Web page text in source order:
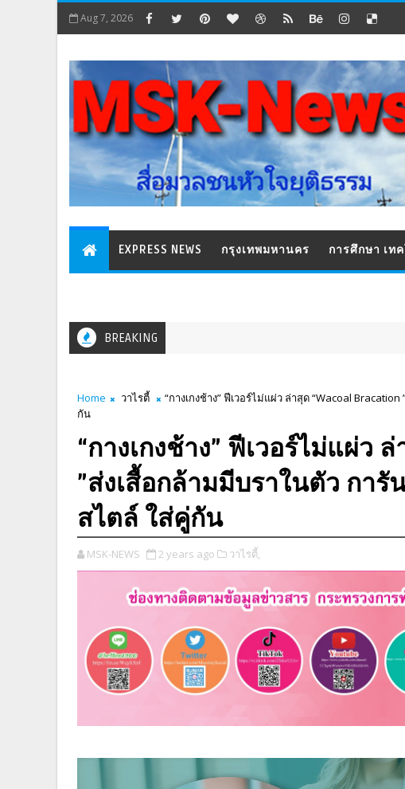
Aug 7, 2026
EXPRESS NEWS กรุงเทพมหานคร การศึกษา เท
BREAKING
Home วาไรตี้
“กางเกงช้าง” ฟีเวอร์ไม่แผ่ว ล่าสุด “Wacoal
กัน
“กางเกงช้าง” ฟีเวอร์ไม่แผ่ว
”ส่งเสื้อกล้ามมีบราในตัว กา
สไตล์ ใส่คู่กัน
MSK-NEWS 2 years ago วาไรตี้,